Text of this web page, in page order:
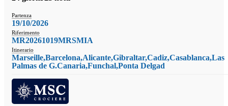
Partenza
19/10/2026
Riferimento
MR20261019MRSMIA
Itinerario
Marseille,Barcelona,Alicante,Gibraltar,Cadiz,Casablanca,Las
Palmas de G.Canaria,Funchal,Ponta Delgad